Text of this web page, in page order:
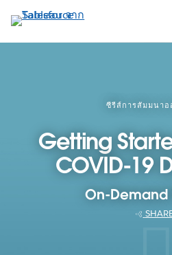
ไป
ที่
ซีรีส์การสัมมนา
Getting
COVID-19
On-Demand